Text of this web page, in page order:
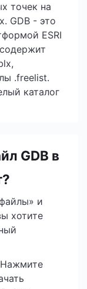
точек на
GDB - это
ESRI
.freelist.
каталог
GDB в
и
хотите